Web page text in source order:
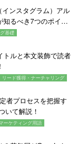
インスタグラム）アル
知るべき7つのポイン
基礎
トルと本文装飾で読者
リード獲得・ナーチャリング
者プロセスを把握す
いて解説！
ーケティング用語